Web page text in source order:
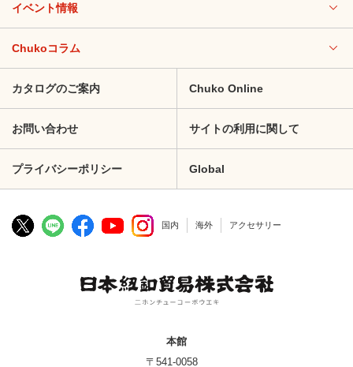
イベント情報
Chukoコラム
カタログのご案内 Chuko Online
お問い合わせ サイトの利用に関して
プライバシーポリシー Global
国内 海外 アクセサリー
本館
〒541-0058